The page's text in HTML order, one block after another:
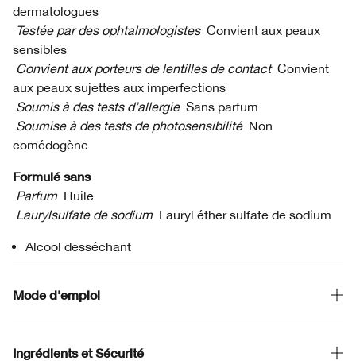
dermatologues
Testée par des ophtalmologistes Convient aux peaux
sensibles
Convient aux porteurs de lentilles de contact Convient
aux peaux sujettes aux imperfections
Soumis à des tests d’allergie Sans parfum
Soumise à des tests de photosensibilité Non
comédogène
Formulé sans
Parfum Huile
Laurylsulfate de sodium Lauryl éther sulfate de sodium
Alcool desséchant
Mode d'emploi
Ingrédients et Sécurité